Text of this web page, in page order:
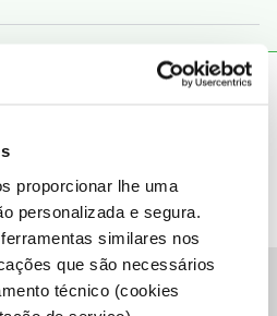
proporcionar lhe uma
personalizada e segura.
similares nos
que são necessários
técnico (cookies
Forum|Forum|1 year ago
para poder ver na nostv
Forum|Forum|1 year ago